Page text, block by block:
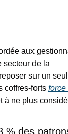
aux
secteur de la
sur un
coffres-forts force
à ne plus
% des